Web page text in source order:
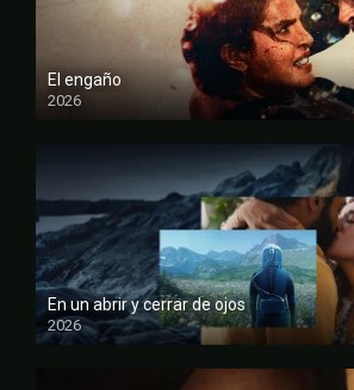
El engaño
2026
FULL HD
En un abrir y cerrar de ojos
2026
FULL HD